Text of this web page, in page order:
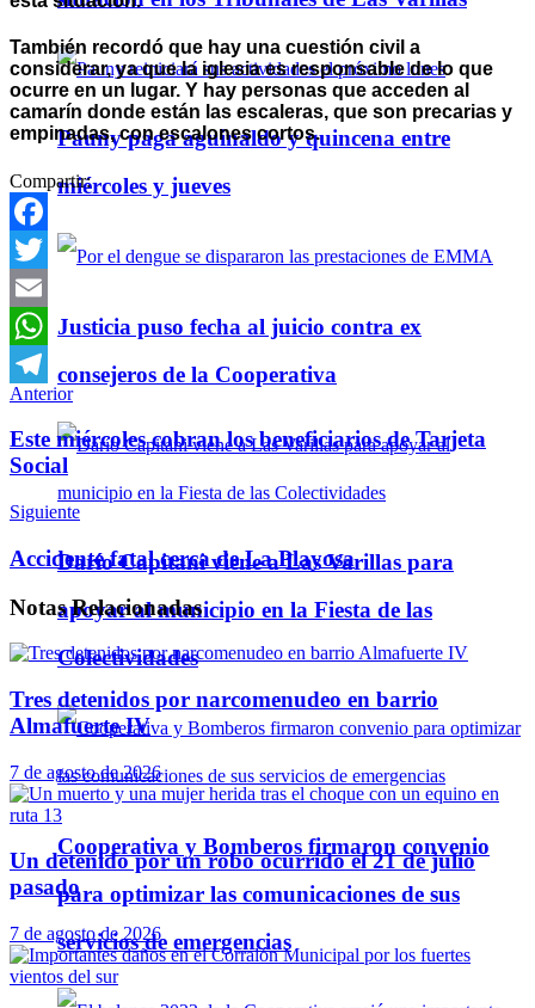
Pauny paga aguinaldo y quincena entre
miércoles y jueves
Justicia puso fecha al juicio contra ex
consejeros de la Cooperativa
Darío Capitani viene a Las Varillas para
apoyar al municipio en la Fiesta de las
Colectividades
Cooperativa y Bomberos firmaron convenio
para optimizar las comunicaciones de sus
servicios de emergencias
También recordó que hay una cuestión civil a
considerar, ya que la iglesia es responsable de lo que
ocurre en un lugar. Y hay personas que acceden al
camarín donde están las escaleras, que son precarias y
empinadas, con escalones cortos.
Compartir:
Facebook
Twitter
Email
WhatsApp
Telegram
Anterior
Este miércoles cobran los beneficiarios de Tarjeta
Social
Siguiente
Accidente fatal cerca de La Playosa
NotasRelacionadas
Tres detenidos por narcomenudeo en barrio
Almafuerte IV
7 de agosto de 2026
Un detenido por un robo ocurrido el 21 de julio
pasado
7 de agosto de 2026